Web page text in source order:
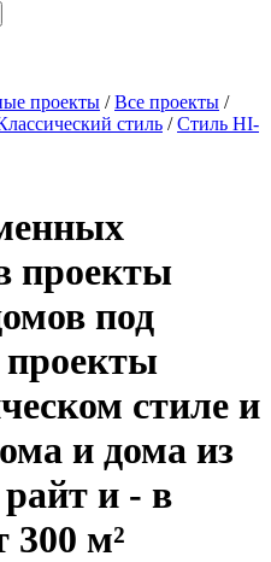
проекты /Все проекты /
стиль /Стиль HI-
проекты
под
стиле и
и дома из
и - в
300 м²